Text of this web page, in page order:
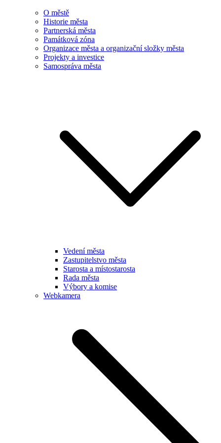
O městě
Historie města
Partnerská města
Památková zóna
Organizace města a organizační složky města
Projekty a investice
Samospráva města
Vedení města
Zastupitelstvo města
Starosta a místostarosta
Rada města
Výbory a komise
Webkamera